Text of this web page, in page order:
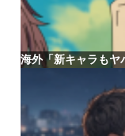
海外「新キャラもヤ